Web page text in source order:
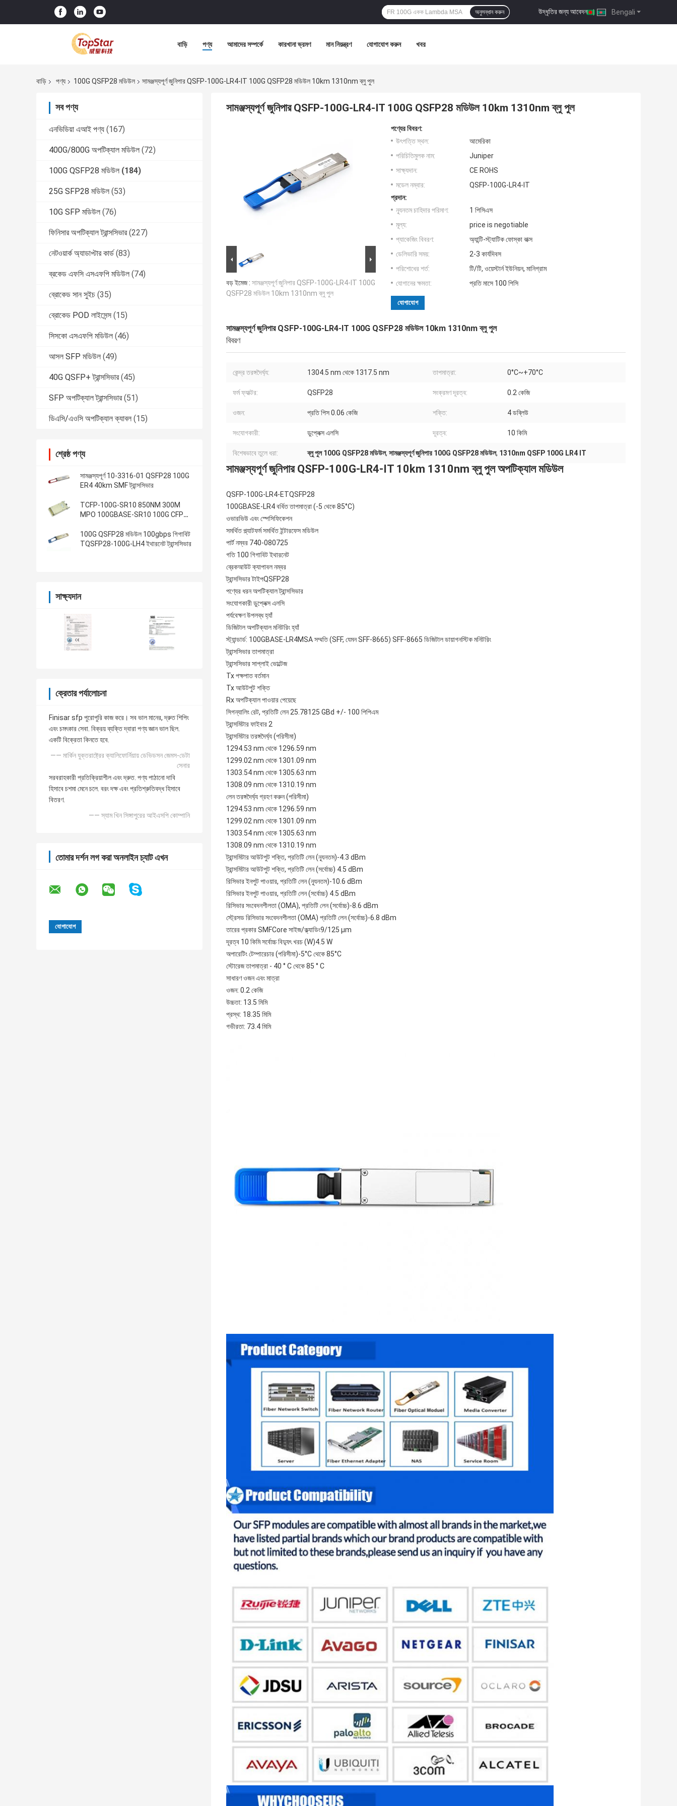
Bengali
উদ্ধৃতির জন্য আবেদন |
অনুসন্ধান করুন
বাড়ি পণ্য আমাদের সম্পর্কে কারখানা ভ্রমণ মান নিয়ন্ত্রণ যোগাযোগ করুন খবর
বাড়ি পণ্য 100G QSFP28 মডিউল সামঞ্জস্যপূর্ণ জুনিপার QSFP-100G-LR4-IT 100G QSFP28 মডিউল 10km 1310nm ব্লু পুল
সব পণ্য
এনভিডিয়া এআই পণ্য (167)
400G/800G অপটিক্যাল মডিউল (72)
100G QSFP28 মডিউল (184)
25G SFP28 মডিউল (53)
10G SFP মডিউল (76)
ফিনিসার অপটিক্যাল ট্রান্সসিভার (227)
নেটওয়ার্ক অ্যাডাপ্টার কার্ড (83)
ব্রকেড এফসি এসএফপি মডিউল (74)
ব্রোকেড সান সুইচ (35)
ব্রোকেড POD লাইসেন্স (15)
সিসকো এসএফপি মডিউল (46)
আসল SFP মডিউল (49)
40G QSFP+ ট্রান্সসিভার (45)
SFP অপটিক্যাল ট্রান্সসিভার (51)
ডিএসি/এওসি অপটিক্যাল ক্যাবল (15)
শ্রেষ্ঠ পণ্য
সামঞ্জস্যপূর্ণ 10-3316-01 QSFP28 100G
ER4 40km SMF ট্রান্সসিভার
TCFP-100G-SR10 850NM 300M
MPO 100GBASE-SR10 100G CFP
100G QSFP28 মডিউল 100gbps গিগাবিট
TQSFP28-100G-LH4 ইথারনেট ট্রান্সসিভার
সাক্ষ্যদান
ক্রেতার পর্যালোচনা
Finisar sfp পুরোপুরি কাজ করে। সব ভাল মানের, দ্রুত শিপিং
এবং চমৎকার সেবা. বিক্রয় ব্যক্তি দ্বারা পণ্য জ্ঞান ভাল ছিল.
একটি বিক্রেতা কিনতে হবে.
—— মার্কিন যুক্তরাষ্ট্রের ক্যালিফোর্নিয়ায় ডেভিডসন জেমস-ডেটা
সেনার
সরবরাহকারী প্রতিক্রিয়াশীল এবং দ্রুত. পণ্য পাঠানো দাবি
হিসাবে চশমা মেনে চলে. বরং দক্ষ এবং প্রতিশ্রুতিবদ্ধ হিসাবে
বিতরণ.
—— স্যাম খিন সিঙ্গাপুরের আইএসপি কোম্পানি
তোমার দর্শন লগ করা অনলাইন চ্যাট এখন
সামঞ্জস্যপূর্ণ জুনিপার QSFP-100G-LR4-IT 100G QSFP28 মডিউল 10km 1310nm ব্লু পুল
বড় ইমেজ : সামঞ্জস্যপূর্ণ জুনিপার QSFP-100G-LR4-IT 100G
QSFP28 মডিউল 10km 1310nm ব্লু পুল
পণ্যের বিবরণ:
উৎপত্তি স্থল:
আমেরিকা
পরিচিতিমুলক নাম:
Juniper
সাক্ষ্যদান:
CE ROHS
মডেল নম্বার:
QSFP-100G-LR4-IT
প্রদান:
ন্যূনতম চাহিদার পরিমাণ:
1 পিসিএস
মূল্য:
price is negotiable
প্যাকেজিং বিবরণ:
অ্যান্টি-স্ট্যাটিক ফোস্কা বাক্স
ডেলিভারি সময়:
2-3 কার্যদিবস
পরিশোধের শর্ত:
টি/টি, ওয়েস্টার্ন ইউনিয়ন, মানিগ্রাম
যোগানের ক্ষমতা:
প্রতি মাসে 100 পিসি
যোগাযোগ
সামঞ্জস্যপূর্ণ জুনিপার QSFP-100G-LR4-IT 100G QSFP28 মডিউল 10km 1310nm ব্লু পুল
বিবরণ
কেন্দ্র তরঙ্গদৈর্ঘ্য: 1304.5 nm থেকে 1317.5 nm তাপমাত্রা: 0°C~+70°C
ফর্ম ফ্যাক্টর: QSFP28 সংক্রমণ দূরত্ব: 0.2 কেজি
ওজন: প্রতি পিস 0.06 কেজি শক্তি: 4 ডব্লিউ
সংযোগকারী: ডুপ্লেক্স এলসি দূরত্ব: 10 কিমি
বিশেষভাবে তুলে ধরা: ব্লু পুল 100G QSFP28 মডিউল, সামঞ্জস্যপূর্ণ জুনিপার 100G QSFP28 মডিউল, 1310nm QSFP 100G LR4 IT
সামঞ্জস্যপূর্ণ জুনিপার QSFP-100G-LR4-IT 10km 1310nm ব্লু পুল অপটিক্যাল মডিউল
QSFP-100G-LR4-ETQSFP28
100GBASE-LR4 বর্ধিত তাপমাত্রা (-5 থেকে 85°C)
ওভারভিউ এবং স্পেসিফিকেশন
সমর্থিত প্ল্যাটফর্ম সমর্থিত ইন্টারফেস মডিউল
পার্ট নম্বর 740-080725
গতি 100 গিগাবিট ইথারনেট
ব্রেকআউট ক্যাপাবল নম্বর
ট্রান্সসিভার টাইপQSFP28
পণ্যের ধরন অপটিক্যাল ট্রান্সসিভার
সংযোগকারী ডুপ্লেক্স এলসি
পর্যবেক্ষণ উপলব্ধ হ্যাঁ
ডিজিটাল অপটিক্যাল মনিটরিং হ্যাঁ
স্ট্যান্ডার্ড: 100GBASE-LR4MSA সম্মতি (SFF, যেমন SFF-8665) SFF-8665 ডিজিটাল ডায়াগনস্টিক মনিটরিং
ট্রান্সসিভার তাপমাত্রা
ট্রান্সসিভার সাপ্লাই ভোল্টেজ
Tx পক্ষপাত বর্তমান
Tx আউটপুট শক্তি
Rx অপটিক্যাল পাওয়ার পেয়েছে
সিগন্যালিং রেট, প্রতিটি লেন 25.78125 GBd +/- 100 পিপিএম
ট্রান্সমিটার ফাইবার 2
ট্রান্সমিটার তরঙ্গদৈর্ঘ্য (পরিসীমা)
1294.53 nm থেকে 1296.59 nm
1299.02 nm থেকে 1301.09 nm
1303.54 nm থেকে 1305.63 nm
1308.09 nm থেকে 1310.19 nm
লেন তরঙ্গদৈর্ঘ্য গ্রহণ করুন (পরিসীমা)
1294.53 nm থেকে 1296.59 nm
1299.02 nm থেকে 1301.09 nm
1303.54 nm থেকে 1305.63 nm
1308.09 nm থেকে 1310.19 nm
ট্রান্সমিটার আউটপুট শক্তি, প্রতিটি লেন (ন্যূনতম)-4.3 dBm
ট্রান্সমিটার আউটপুট শক্তি, প্রতিটি লেন (সর্বোচ্চ) 4.5 dBm
রিসিভার ইনপুট পাওয়ার, প্রতিটি লেন (ন্যূনতম)-10.6 dBm
রিসিভার ইনপুট পাওয়ার, প্রতিটি লেন (সর্বোচ্চ) 4.5 dBm
রিসিভার সংবেদনশীলতা (OMA), প্রতিটি লেন (সর্বোচ্চ)-8.6 dBm
স্ট্রেসড রিসিভার সংবেদনশীলতা (OMA) প্রতিটি লেন (সর্বোচ্চ)-6.8 dBm
তারের প্রকার SMFCore সাইজ/ক্ল্যাডিং9/125 µm
দূরত্ব 10 কিমি সর্বোচ্চ বিদ্যুৎ খরচ (W)4.5 W
অপারেটিং টেম্পারেচার (পরিসীমা)-5°C থেকে 85°C
স্টোরেজ তাপমাত্রা - 40 ° C থেকে 85 ° C
সাধারণ ওজন এবং মাত্রা
ওজন: 0.2 কেজি
উচ্চতা: 13.5 মিমি
প্রস্থ: 18.35 মিমি
গভীরতা: 73.4 মিমি